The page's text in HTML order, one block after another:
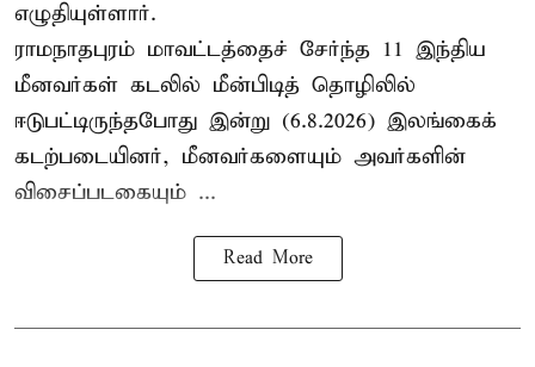
எழுதியுள்ளார்.
ராமநாதபுரம் மாவட்டத்தைச் சேர்ந்த 11 இந்திய
மீனவர்கள் கடலில் மீன்பிடித் தொழிலில்
ஈடுபட்டிருந்தபோது இன்று (6.8.2026) இலங்கைக்
கடற்படையினர், மீனவர்களையும் அவர்களின்
விசைப்படகையும் ...
Read More